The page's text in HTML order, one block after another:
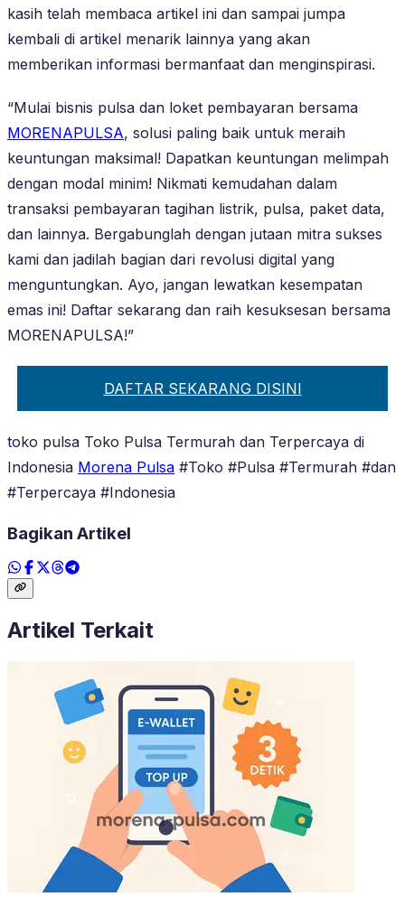
kasih telah membaca artikel ini dan sampai jumpa
kembali di artikel menarik lainnya yang akan
memberikan informasi bermanfaat dan menginspirasi.
“Mulai bisnis pulsa dan loket pembayaran bersama
MORENAPULSA, solusi paling baik untuk meraih
keuntungan maksimal! Dapatkan keuntungan melimpah
dengan modal minim! Nikmati kemudahan dalam
transaksi pembayaran tagihan listrik, pulsa, paket data,
dan lainnya. Bergabunglah dengan jutaan mitra sukses
kami dan jadilah bagian dari revolusi digital yang
menguntungkan. Ayo, jangan lewatkan kesempatan
emas ini! Daftar sekarang dan raih kesuksesan bersama
MORENAPULSA!”
DAFTAR SEKARANG DISINI
toko pulsa Toko Pulsa Termurah dan Terpercaya di
Indonesia Morena Pulsa #Toko #Pulsa #Termurah #dan
#Terpercaya #Indonesia
Bagikan Artikel
Artikel Terkait